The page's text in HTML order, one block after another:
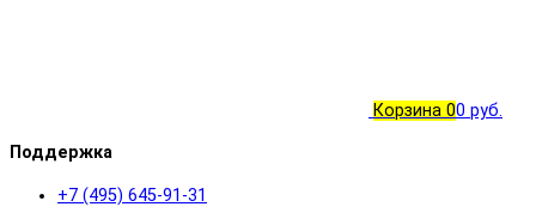
Корзина 00 руб.
Поддержка
+7 (495) 645-91-31